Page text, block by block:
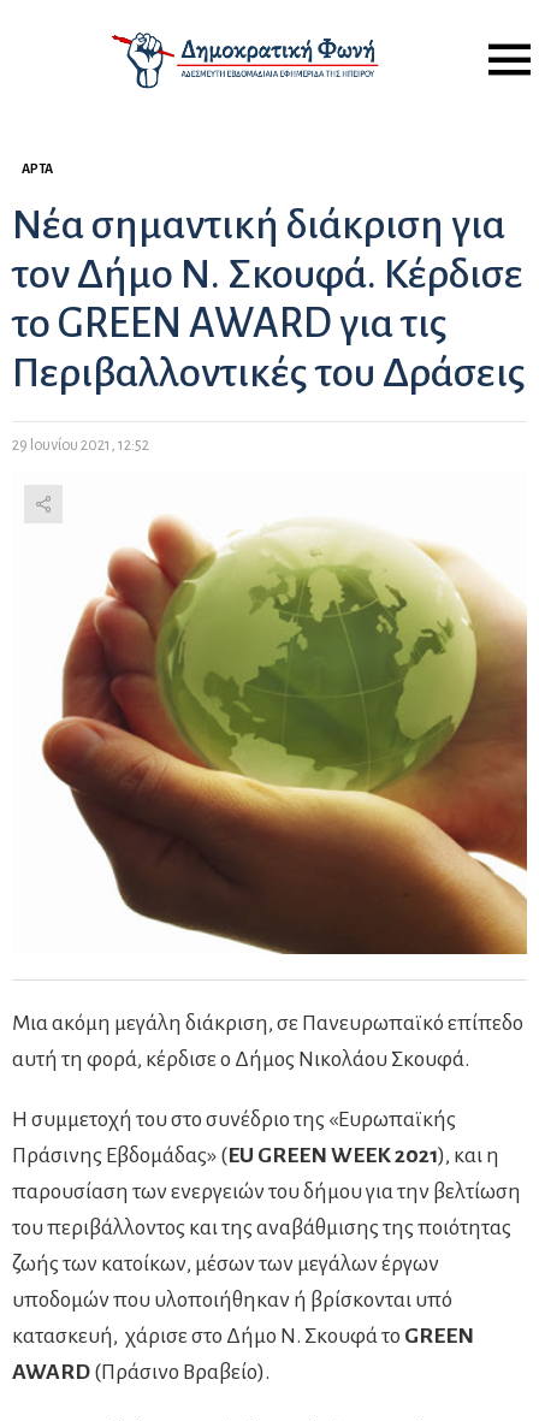
Menu
ΆΡΤΑ
Νέα σημαντική διάκριση για
τον Δήμο Ν. Σκουφά. Κέρδισε
το GREEN AWARD για τις
Περιβαλλοντικές του Δράσεις
29 Ιουνίου 2021, 12:52
Μια ακόμη μεγάλη διάκριση, σε Πανευρωπαϊκό επίπεδο
αυτή τη φορά, κέρδισε ο Δήμος Νικολάου Σκουφά.
Η συμμετοχή του στο συνέδριο της «Ευρωπαϊκής
Πράσινης Εβδομάδας» (EU GREEN WEEK2021), και η
παρουσίαση των ενεργειών του δήμου για την βελτίωση
του περιβάλλοντος και της αναβάθμισης της ποιότητας
ζωής των κατοίκων, μέσων των μεγάλων έργων
υποδομών που υλοποιήθηκαν ή βρίσκονται υπό
κατασκευή, χάρισε στο Δήμο Ν. Σκουφά το GREEN
AWARD (Πράσινο Βραβείο).